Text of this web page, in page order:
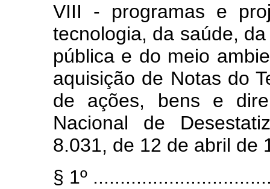
VIII - programas e
tecnologia, da saúde,
pública e do meio
aquisição de Notas do
de ações, bens e
Nacional de
8.031, de 12 de abril de
§ 1º